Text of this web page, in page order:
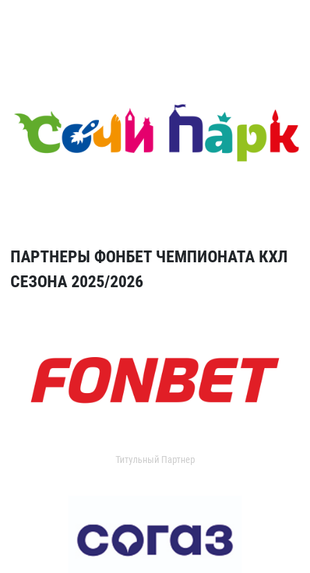
ПАРТНЕРЫ ФОНБЕТ ЧЕМПИОНАТА КХЛ
СЕЗОНА 2025/2026
Титульный Партнер